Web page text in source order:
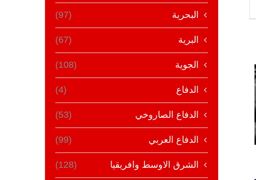
البحرية (97)
البرية (67)
الجوية (108)
الدفاع (4)
الدفاع الصاروخي (53)
الدفاع العربي (99)
الشرق الاوسط وافريقيا (128)